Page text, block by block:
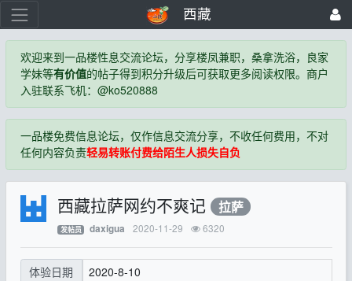
西藏
欢迎来到一品楼性息交流论坛，分享楼凤兼职，桑拿洗浴，良家
学妹等有价值的帖子得到积分升级后可获取更多阅读权限。商户
入驻联系飞机：@ko520888
一品楼免费信息论坛，仅作信息交流分享，不收任何费用，不对
任何内容负责轻易转账付费给陌生人损失自负
西藏拉萨网约不爽记 拉萨
发帖员 daxigua 2020-11-29 6320
体验日期 2020-8-10